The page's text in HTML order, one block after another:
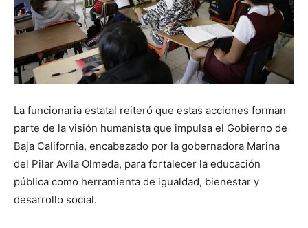
La funcionaria estatal reiteró que estas acciones forman
parte de la visión humanista que impulsa el Gobierno de
Baja California, encabezado por la gobernadora Marina
del Pilar Avila Olmeda, para fortalecer la educación
pública como herramienta de igualdad, bienestar y
desarrollo social.